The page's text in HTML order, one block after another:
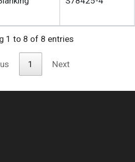
1 to 8 of 8 entries
1 Next